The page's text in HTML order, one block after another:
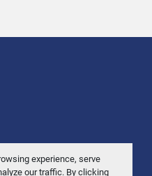
experience, serve
our traffic. By clicking